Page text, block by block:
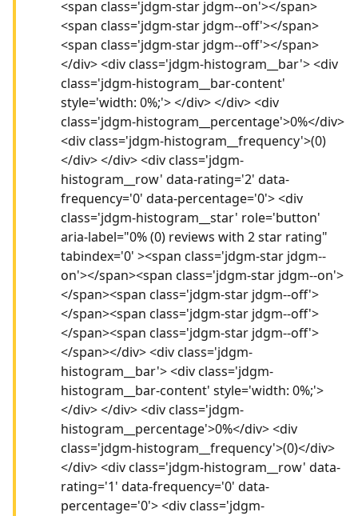
<span class='jdgm-star jdgm--on'></span>
<span class='jdgm-star jdgm--off'></span>
<span class='jdgm-star jdgm--off'></span>
</div> <div class='jdgm-histogram__bar'> <div
class='jdgm-histogram__bar-content'
style='width: 0%;'> </div> </div> <div
class='jdgm-histogram__percentage'>0%</div>
<div class='jdgm-histogram__frequency'>(0)
</div> </div> <div class='jdgm-
histogram__row' data-rating='2' data-
frequency='0' data-percentage='0'> <div
class='jdgm-histogram__star' role='button'
aria-label="0% (0) reviews with 2 star rating"
tabindex='0' ><span class='jdgm-star jdgm--
on'></span><span class='jdgm-star jdgm--on'>
</span><span class='jdgm-star jdgm--off'>
</span><span class='jdgm-star jdgm--off'>
</span><span class='jdgm-star jdgm--off'>
</span></div> <div class='jdgm-
histogram__bar'> <div class='jdgm-
histogram__bar-content' style='width: 0%;'>
</div> </div> <div class='jdgm-
histogram__percentage'>0%</div> <div
class='jdgm-histogram__frequency'>(0)</div>
</div> <div class='jdgm-histogram__row' data-
rating='1' data-frequency='0' data-
percentage='0'> <div class='jdgm-